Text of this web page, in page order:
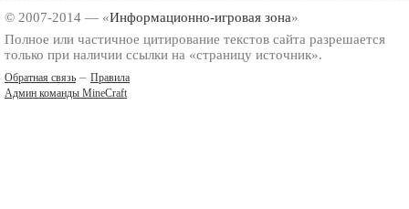
© 2007-2014 — «Информационно-игровая зона»
Полное или частичное цитирование текстов сайта разрешается
только при наличии ссылки на «страницу источник».
Обратная связь – Правила
Админ команды MineCraft